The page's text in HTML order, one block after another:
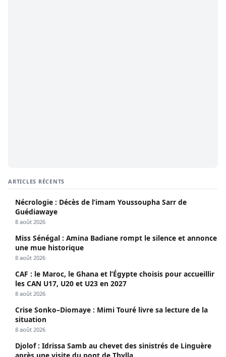
ARTICLES RÉCENTS
Nécrologie : Décès de l’imam Youssoupha Sarr de
Guédiawaye
8 août 2026
Miss Sénégal : Amina Badiane rompt le silence et annonce
une mue historique
8 août 2026
CAF : le Maroc, le Ghana et l’Égypte choisis pour accueillir
les CAN U17, U20 et U23 en 2027
8 août 2026
Crise Sonko–Diomaye : Mimi Touré livre sa lecture de la
situation
8 août 2026
Djolof : Idrissa Samb au chevet des sinistrés de Linguère